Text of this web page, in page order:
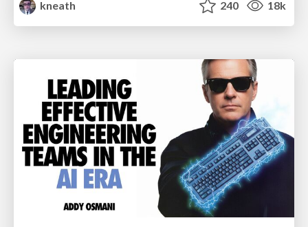
kneath
240 18k